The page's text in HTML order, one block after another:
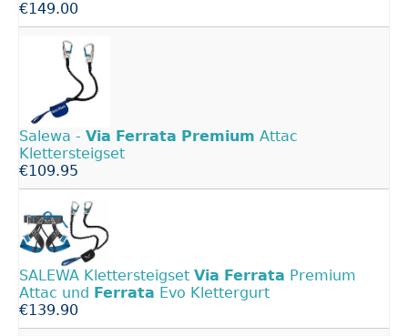
€149.00
Salewa - Via Ferrata Premium Attac
Klettersteigset
€109.95
SALEWA Klettersteigset Via Ferrata Premium
Attac und Ferrata Evo Klettergurt
€139.90